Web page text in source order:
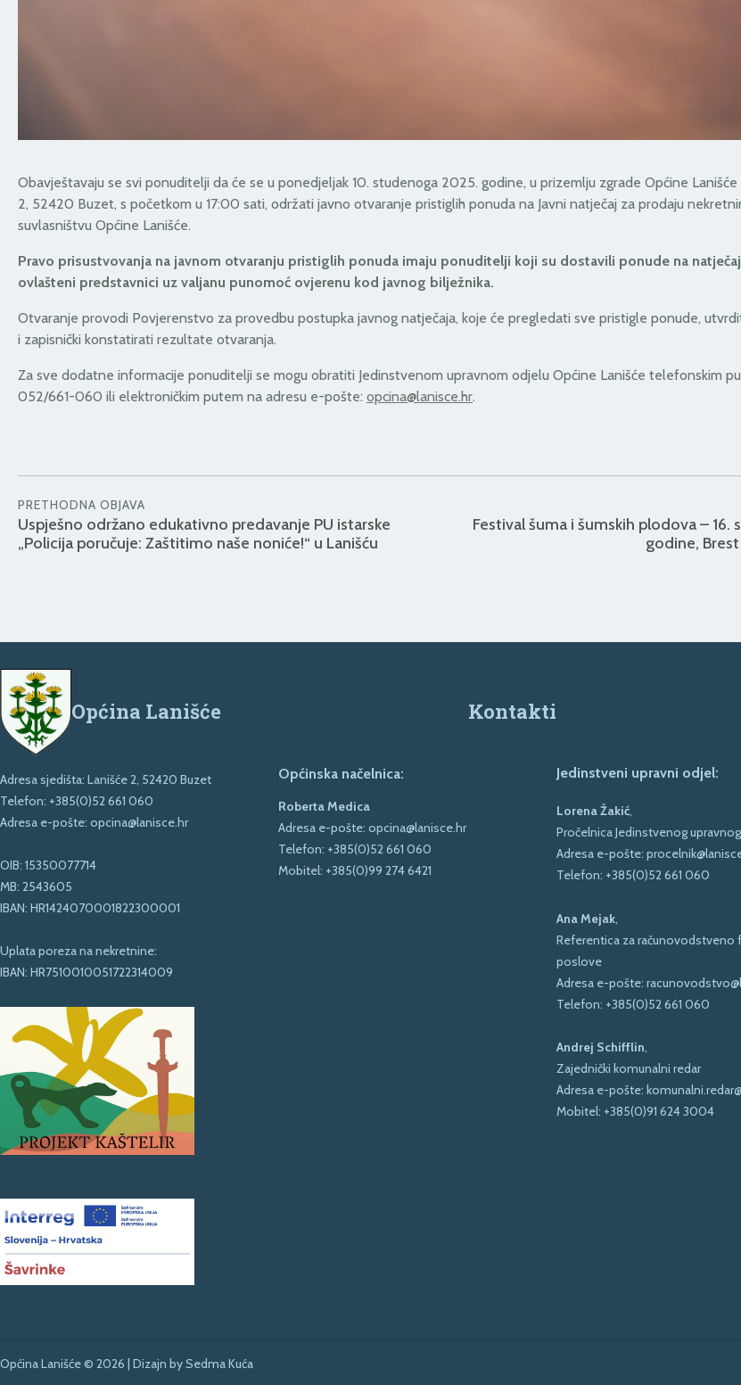
Obavještavaju se svi ponuditelji da će se u ponedjeljak 10. studenoga 2025. godine, u prizemlju zgrade Općine Lanišće
2, 52420 Buzet, s početkom u 17:00 sati, održati javno otvaranje pristiglih ponuda na Javni natječaj za prodaju
suvlasništvu Općine Lanišće.
Pravo prisustvovanja na javnom otvaranju pristiglih ponuda imaju ponuditelji koji su dostavili ponude na
ovlašteni predstavnici uz valjanu punomoć ovjerenu kod javnog bilježnika.
Otvaranje provodi Povjerenstvo za provedbu postupka javnog natječaja, koje će pregledati sve pristigle ponude,
i zapisnički konstatirati rezultate otvaranja.
Za sve dodatne informacije ponuditelji se mogu obratiti Jedinstvenom upravnom odjelu Općine Lanišće telefonskim
052/661-060 ili elektroničkim putem na adresu e-pošte: opcina@lanisce.hr.
PRETHODNA OBJAVA
Uspješno održano edukativno predavanje PU istarske
„Policija poručuje: Zaštitimo naše noniće!“ u Lanišću
Festival šuma i šumskih plodova – 16.
godine,
Općina Lanišće
Adresa sjedišta: Lanišće 2, 52420 Buzet
Telefon: +385(0)52 661 060
Adresa e-pošte: opcina@lanisce.hr
OIB: 15350077714
MB: 2543605
IBAN: HR1424070001822300001
Uplata poreza na nekretnine:
IBAN: HR7510010051722314009
Kontakti
Općinska načelnica:
Roberta Medica
Adresa e-pošte: opcina@lanisce.hr
Telefon: +385(0)52 661 060
Mobitel: +385(0)99 274 6421
Jedinstveni upravni odjel:
Lorena Žakić,
Pročelnica Jedinstvenog
Adresa e-pošte:
Telefon: +385(0)52 661 060
Ana Mejak,
Referentica za računovodstveno
poslove
Adresa e-pošte:
Telefon: +385(0)52 661 060
Andrej Schifflin,
Zajednički komunalni redar
Adresa e-pošte:
Mobitel: +385(0)91 624 3004
Općina Lanišće © 2026 | Dizajn bySedma Kuća